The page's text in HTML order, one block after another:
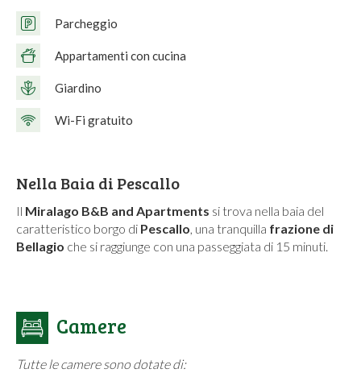
Parcheggio
Appartamenti con cucina
Giardino
Wi-Fi gratuito
Nella Baia di Pescallo
Il Miralago B&B and Apartments si trova nella baia del
caratteristico borgo di Pescallo , una tranquilla frazione di
Bellagio che si raggiunge con una passeggiata di 15 minuti.
Camere
Tutte le camere sono dotate di: